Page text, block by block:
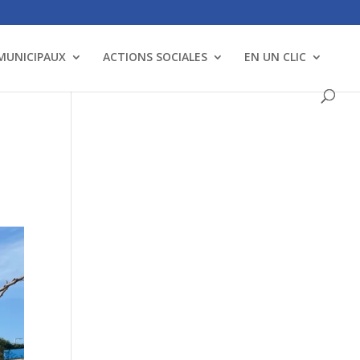
ACTIONS SOCIALES EN UN CLIC